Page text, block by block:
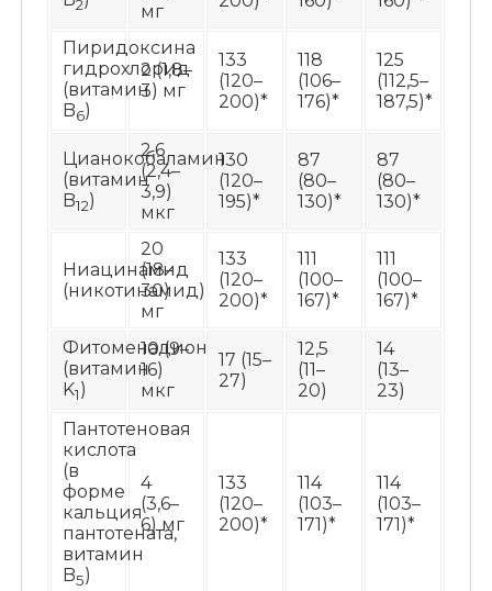
2
мг
Пиридоксина
гидрохлорид
(витамин
B6)
2 (1,8–
3) мг
133
(120–
200)*
118
(106–
176)*
125
(112,5–
187,5)*
Цианокобаламин
(витамин
B12)
2,6
(2,4–
3,9)
мкг
130
(120–
195)*
87
(80–
130)*
87
(80–
130)*
Ниацинамид
(никотинамид)
20
(18–
30)
мг
133
(120–
200)*
111
(100–
167)*
111
(100–
167)*
Фитоменадион
(витамин
K1)
10 (9–
16)
мкг
17 (15–
27)
12,5
(11–
20)
14
(13–
23)
Пантотеновая
кислота
(в
форме
кальция
пантотената,
витамин
B5)
4
(3,6–
6) мг
133
(120–
200)*
114
(103–
171)*
114
(103–
171)*